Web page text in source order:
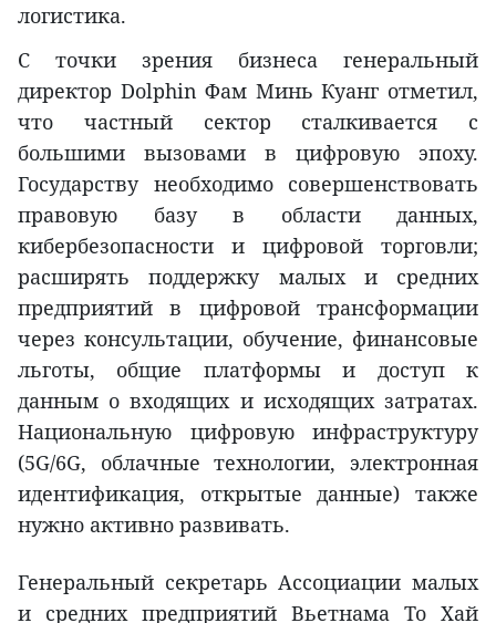
логистика.
С точки зрения бизнеса генеральный
директор Dolphin Фам Минь Куанг отметил,
что частный сектор сталкивается с
большими вызовами в цифровую эпоху.
Государству необходимо совершенствовать
правовую базу в области данных,
кибербезопасности и цифровой торговли;
расширять поддержку малых и средних
предприятий в цифровой трансформации
через консультации, обучение, финансовые
льготы, общие платформы и доступ к
данным о входящих и исходящих затратах.
Национальную цифровую инфраструктуру
(5G/6G, облачные технологии, электронная
идентификация, открытые данные) также
нужно активно развивать.
Генеральный секретарь Ассоциации малых
и средних предприятий Вьетнама То Хай